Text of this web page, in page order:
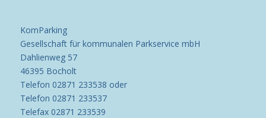
KomParking
Gesellschaft für kommunalen Parkservice mbH
Dahlienweg 57
46395 Bocholt
Telefon 02871 233538 oder
Telefon 02871 233537
Telefax 02871 233539